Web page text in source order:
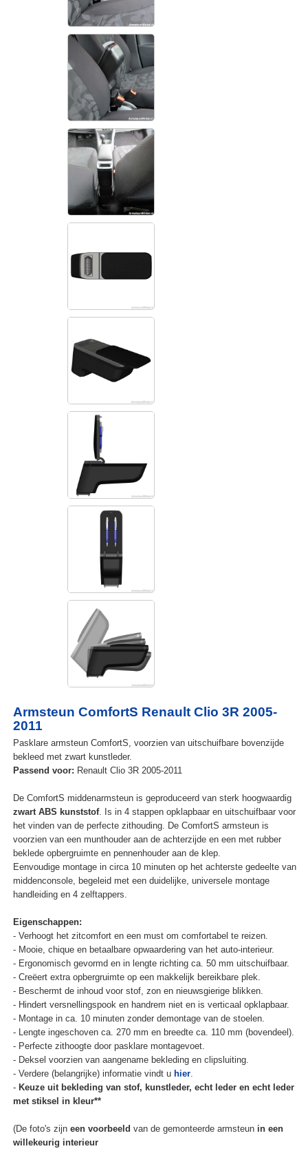
Armsteun ComfortS Renault Clio 3R 2005-
2011
Pasklare armsteun ComfortS, voorzien van uitschuifbare bovenzijde
bekleed met zwart kunstleder.
Passend voor: Renault Clio 3R 2005-2011
De ComfortS middenarmsteun is geproduceerd van sterk hoogwaardig
zwart ABS kunststof. Is in 4 stappen opklapbaar en uitschuifbaar voor
het vinden van de perfecte zithouding. De ComfortS armsteun is
voorzien van een munthouder aan de achterzijde en een met rubber
beklede opbergruimte en pennenhouder aan de klep.
Eenvoudige montage in circa 10 minuten op het achterste gedeelte van
middenconsole, begeleid met een duidelijke, universele montage
handleiding en 4 zelftappers.
Eigenschappen:
- Verhoogt het zitcomfort en een must om comfortabel te reizen.
- Mooie, chique en betaalbare opwaardering van het auto-interieur.
- Ergonomisch gevormd en in lengte richting ca. 50 mm uitschuifbaar.
- Creëert extra opbergruimte op een makkelijk bereikbare plek.
- Beschermt de inhoud voor stof, zon en nieuwsgierige blikken.
- Hindert versnellingspook en handrem niet en is verticaal opklapbaar.
- Montage in ca. 10 minuten zonder demontage van de stoelen.
- Lengte ingeschoven ca. 270 mm en breedte ca. 110 mm (bovendeel).
- Perfecte zithoogte door pasklare montagevoet.
- Deksel voorzien van aangename bekleding en clipsluiting.
- Verdere (belangrijke) informatie vindt u hier.
- Keuze uit bekleding van stof, kunstleder, echt leder en echt leder
met stiksel in kleur**
(De foto's zijn een voorbeeld van de gemonteerde armsteun in een
willekeurig interieur